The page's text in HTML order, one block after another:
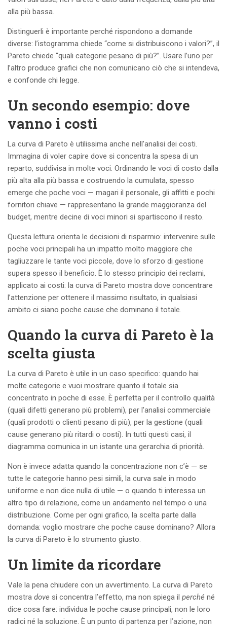
alla più bassa.
Distinguerli è importante perché rispondono a domande
diverse: l’istogramma chiede “come si distribuiscono i valori?”, il
Pareto chiede “quali categorie pesano di più?”. Usare l’uno per
l’altro produce grafici che non comunicano ciò che si intendeva,
e confonde chi legge.
Un secondo esempio: dove
vanno i costi
La curva di Pareto è utilissima anche nell’analisi dei costi.
Immagina di voler capire dove si concentra la spesa di un
reparto, suddivisa in molte voci. Ordinando le voci di costo dalla
più alta alla più bassa e costruendo la cumulata, spesso
emerge che poche voci — magari il personale, gli affitti e pochi
fornitori chiave — rappresentano la grande maggioranza del
budget, mentre decine di voci minori si spartiscono il resto.
Questa lettura orienta le decisioni di risparmio: intervenire sulle
poche voci principali ha un impatto molto maggiore che
tagliuzzare le tante voci piccole, dove lo sforzo di gestione
supera spesso il beneficio. È lo stesso principio dei reclami,
applicato ai costi: la curva di Pareto mostra dove concentrare
l’attenzione per ottenere il massimo risultato, in qualsiasi
ambito ci siano poche cause che dominano il totale.
Quando la curva di Pareto è la
scelta giusta
La curva di Pareto è utile in un caso specifico: quando hai
molte categorie e vuoi mostrare quanto il totale sia
concentrato in poche di esse. È perfetta per il controllo qualità
(quali difetti generano più problemi), per l’analisi commerciale
(quali prodotti o clienti pesano di più), per la gestione (quali
cause generano più ritardi o costi). In tutti questi casi, il
diagramma comunica in un istante una gerarchia di priorità.
Non è invece adatta quando la concentrazione non c’è — se
tutte le categorie hanno pesi simili, la curva sale in modo
uniforme e non dice nulla di utile — o quando ti interessa un
altro tipo di relazione, come un andamento nel tempo o una
distribuzione. Come per ogni grafico, la scelta parte dalla
domanda: voglio mostrare che poche cause dominano? Allora
la curva di Pareto è lo strumento giusto.
Un limite da ricordare
Vale la pena chiudere con un avvertimento. La curva di Pareto
mostra dove si concentra l’effetto, ma non spiega il perché né
dice cosa fare: individua le poche cause principali, non le loro
radici né la soluzione. È un punto di partenza per l’azione, non